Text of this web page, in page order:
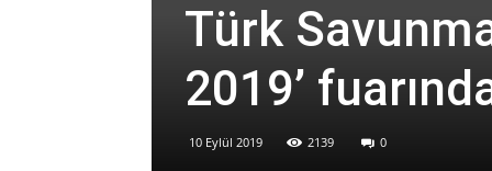
Türk
2019’
10 Eylül 2019 2139 0